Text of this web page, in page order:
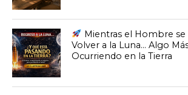
Mientras el Hombre se
Volver a la Luna… Algo
Ocurriendo en la Tierra